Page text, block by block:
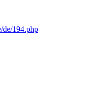
de/194.php